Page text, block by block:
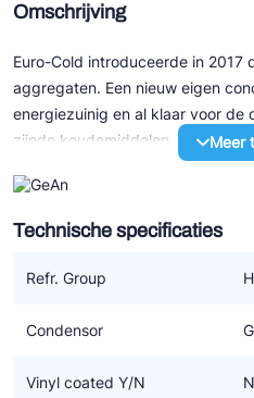
Omschrijving
Euro-Cold introduceerde in 2017
aggregaten. Een nieuw eigen
energiezuinig en al klaar voor de
zijnde koudemiddelen.
GeAn-BOCK aggregaten zijn
Abegg EC condensorventilatoren
zeggen dat, in tegenstelling tot
aggregaten, het ventilatorblad
valt. De ruime afstand tussen
blok. Aan lucht-uittredezijde is
Meer
Technische specificaties
Refr. Group
Condensor
Vinyl coated Y/N